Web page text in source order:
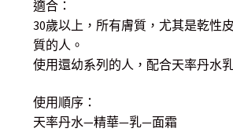
適合：
30歲以上，所有膚質，尤其是乾性
質的人。
使用還幼系列的人，配合天率丹水
使用順序：
天率丹水—精華—乳—面霜